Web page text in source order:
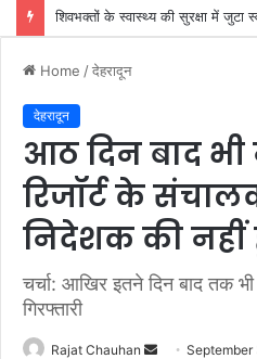
जिला कारागार में गंगा कथा का आयोजन
Home /देहरादून
देहरादून
आठ दिन बाद भी
रिजॉर्ट के
निदेशक की नहीं
चर्चा: आखिर इतने दिन बाद तक
गिरफ्तारी
Rajat Chauhan
Send